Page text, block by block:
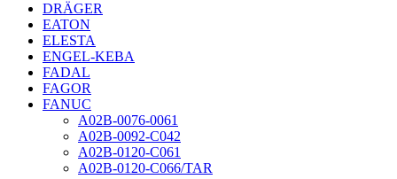
DRÄGER
EATON
ELESTA
ENGEL-KEBA
FADAL
FAGOR
FANUC
A02B-0076-0061
A02B-0092-C042
A02B-0120-C061
A02B-0120-C066/TAR